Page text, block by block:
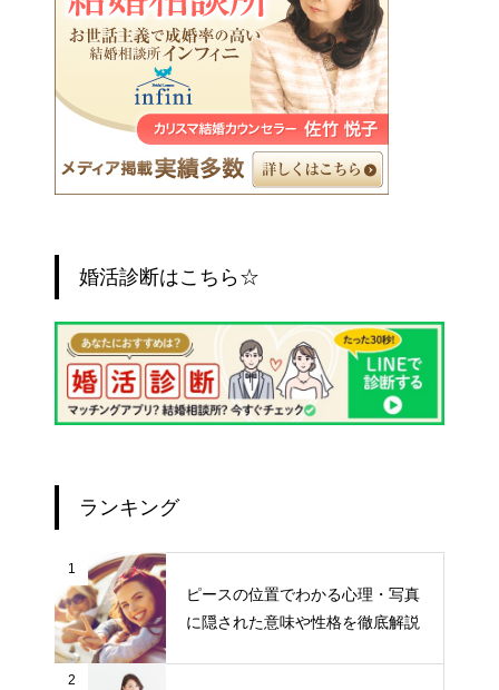
婚活診断はこちら☆
ランキング
1
ピースの位置でわかる心理・写真
に隠された意味や性格を徹底解説
2